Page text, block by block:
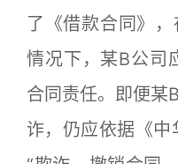
了《借款合同》
情况下，某B公司
合同责任。即便某
诈，仍应依据《中